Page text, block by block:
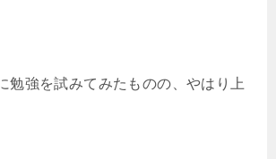
強を試みてみたものの、やはり上